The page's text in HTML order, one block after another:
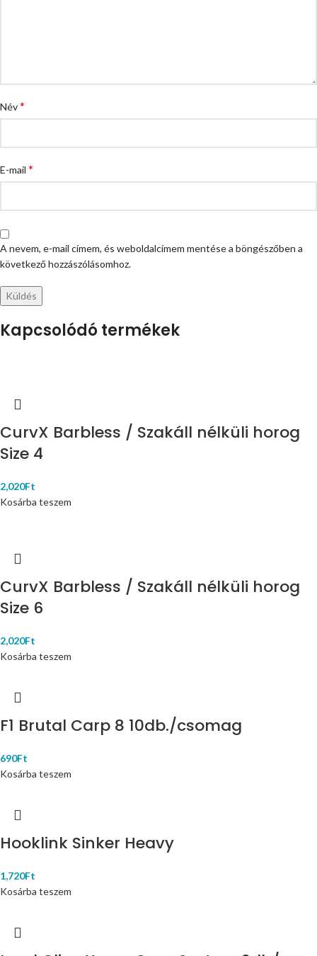
Név*
E-mail *
A nevem, e-mail címem, és weboldalcímem mentése a böngészőben a
következő hozzászólásomhoz.
Kapcsolódó termékek
CurvX Barbless / Szakáll nélküli horog
Size 4
2,020Ft
Kosárba teszem
CurvX Barbless / Szakáll nélküli horog
Size 6
2,020Ft
Kosárba teszem
F1 Brutal Carp 8 10db./csomag
690Ft
Kosárba teszem
Hooklink Sinker Heavy
1,720Ft
Kosárba teszem